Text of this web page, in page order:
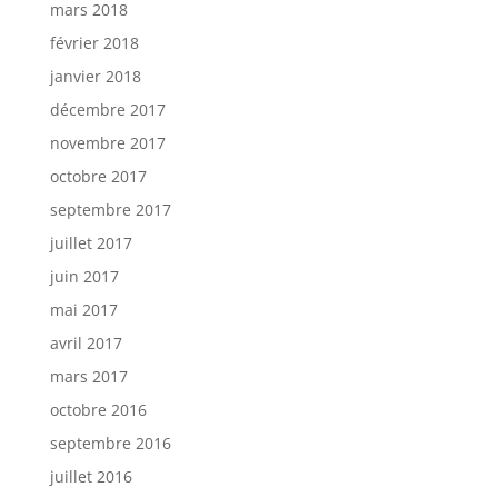
mars 2018
février 2018
janvier 2018
décembre 2017
novembre 2017
octobre 2017
septembre 2017
juillet 2017
juin 2017
mai 2017
avril 2017
mars 2017
octobre 2016
septembre 2016
juillet 2016